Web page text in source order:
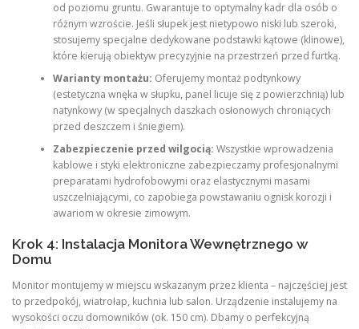
od poziomu gruntu. Gwarantuje to optymalny kadr dla osób o
różnym wzroście. Jeśli słupek jest nietypowo niski lub szeroki,
stosujemy specjalne dedykowane podstawki kątowe (klinowe),
które kierują obiektyw precyzyjnie na przestrzeń przed furtką.
Warianty montażu: Oferujemy montaż podtynkowy
(estetyczna wnęka w słupku, panel licuje się z powierzchnią) lub
natynkowy (w specjalnych daszkach osłonowych chroniących
przed deszczem i śniegiem).
Zabezpieczenie przed wilgocią: Wszystkie wprowadzenia
kablowe i styki elektroniczne zabezpieczamy profesjonalnymi
preparatami hydrofobowymi oraz elastycznymi masami
uszczelniającymi, co zapobiega powstawaniu ognisk korozji i
awariom w okresie zimowym.
Krok 4: Instalacja Monitora Wewnętrznego w
Domu
Monitor montujemy w miejscu wskazanym przez klienta – najczęściej jest
to przedpokój, wiatrołap, kuchnia lub salon. Urządzenie instalujemy na
wysokości oczu domowników (ok. 150 cm). Dbamy o perfekcyjną